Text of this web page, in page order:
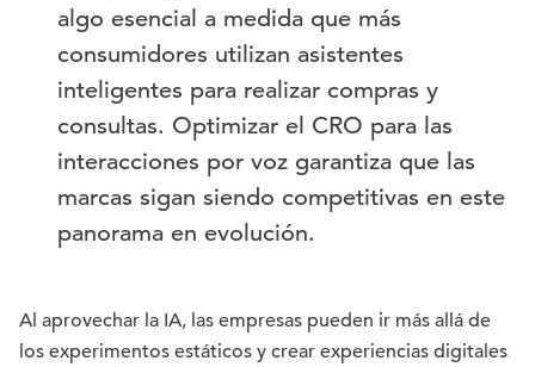
algo esencial a medida que más
consumidores utilizan asistentes
inteligentes para realizar compras y
consultas. Optimizar el CRO para las
interacciones por voz garantiza que las
marcas sigan siendo competitivas en este
panorama en evolución.
Al aprovechar la IA, las empresas pueden ir más allá de
los experimentos estáticos y crear experiencias digitales